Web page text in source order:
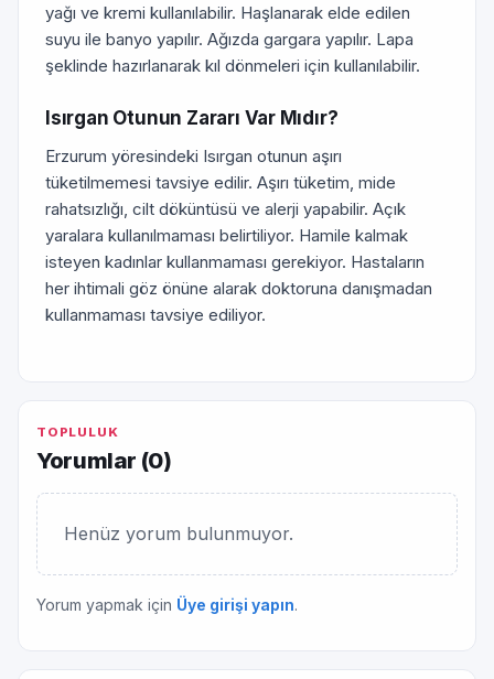
yağı ve kremi kullanılabilir. Haşlanarak elde edilen
suyu ile banyo yapılır. Ağızda gargara yapılır. Lapa
şeklinde hazırlanarak kıl dönmeleri için kullanılabilir.
Isırgan Otunun Zararı Var Mıdır?
Erzurum yöresindeki Isırgan otunun aşırı
tüketilmemesi tavsiye edilir. Aşırı tüketim, mide
rahatsızlığı, cilt döküntüsü ve alerji yapabilir. Açık
yaralara kullanılmaması belirtiliyor. Hamile kalmak
isteyen kadınlar kullanmaması gerekiyor. Hastaların
her ihtimali göz önüne alarak doktoruna danışmadan
kullanmaması tavsiye ediliyor.
TOPLULUK
Yorumlar (0)
Henüz yorum bulunmuyor.
Yorum yapmak için Üye girişi yapın.